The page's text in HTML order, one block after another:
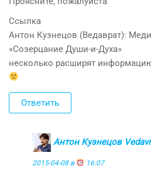
Ссылка
Антон Кузнецов (Ведаврат):
«Созерцание Души-и-Духа»
несколько расширят
Ответить
Антон Кузнецов
2015-04-08 в 16:07